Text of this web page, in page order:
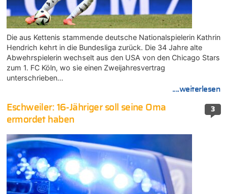
Die aus Kettenis stammende deutsche Nationalspielerin Kathrin
Hendrich kehrt in die Bundesliga zurück. Die 34 Jahre alte
Abwehrspielerin wechselt aus den USA von den Chicago Stars
zum 1. FC Köln, wo sie einen Zweijahresvertrag
unterschrieben…
....weiterlesen
3
Eschweiler: 16-Jähriger soll seine Oma
ermordet haben